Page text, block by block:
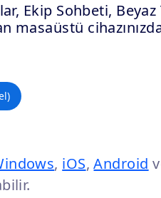
Ekip Sohbeti,
masaüstü
, iOS,Android